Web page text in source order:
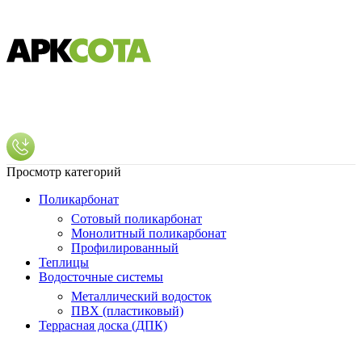
Просмотр категорий
Поликарбонат
Сотовый поликарбонат
Монолитный поликарбонат
Профилированный
Теплицы
Водосточные системы
Металлический водосток
ПВХ (пластиковый)
Террасная доска (ДПК)